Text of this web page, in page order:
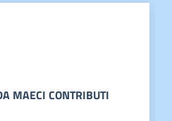
MAECI CONTRIBUTI